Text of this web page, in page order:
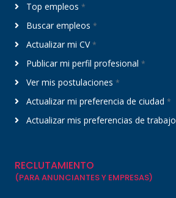
Top empleos *
Buscar empleos *
Actualizar mi CV*
Publicar mi perfil profesional *
Ver mis postulaciones *
Actualizar mi preferencia de ciudad *
Actualizar mis preferencias de trabajo
RECLUTAMIENTO
(PARA ANUNCIANTES Y EMPRESAS)